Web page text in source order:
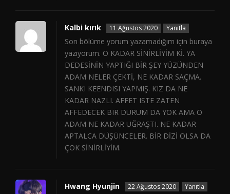
Kalbi kırık 11 Ağustos 2020 Yanıtla
Son bölüme yorum yazamadığım için buraya
yazıyorum. O KADAR SİNİRLİYİM Kİ. YA
DEDESİNİN YAPTIĞI BİR ŞEY YÜZÜNDEN
ADAM NELER ÇEKTİ, NE KADAR SAÇMA.
SANKI KEENDISI YAPMIŞ. KIZ DA NE
KADAR NAZLI. AFFET ISTE ZATEN
AFFEDECEK BIR DURUM DA YOK AMA O
ADAM NE KADAR UĞRAŞTI. NE KADAR
APTALCA DÜŞÜNCELER. BİR DİZİ OLSA DA
ÇOK SİNİRLİYİM.
Hwang Hyunjin 22 Ağustos 2020 Yanıtla